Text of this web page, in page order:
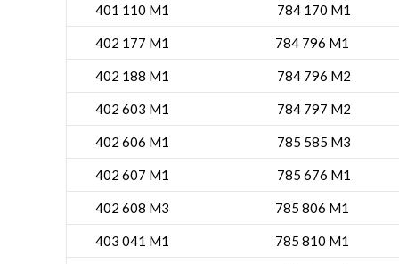
401 110 M1 784 170 M1
402 177 M1 784 796 M1
402 188 M1 784 796 M2
402 603 M1 784 797 M2
402 606 M1 785 585 M3
402 607 M1 785 676 M1
402 608 M3 785 806 M1
403 041 M1 785 810 M1